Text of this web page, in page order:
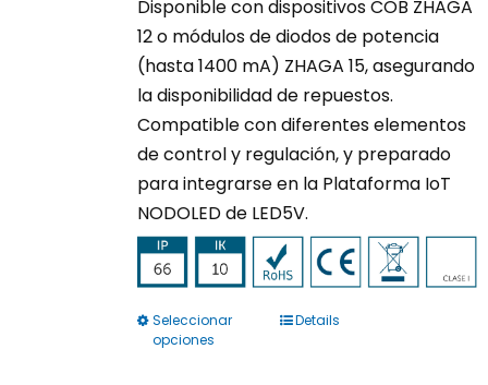
Disponible con dispositivos COB ZHAGA
12 o módulos de diodos de potencia
(hasta 1400 mA) ZHAGA 15, asegurando
la disponibilidad de repuestos.
Compatible con diferentes elementos
de control y regulación, y preparado
para integrarse en la Plataforma IoT
NODOLED de LED5V.
Seleccionar
opciones
Este
Details